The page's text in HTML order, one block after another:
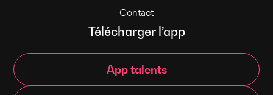
Contact
Télécharger l’app
App talents